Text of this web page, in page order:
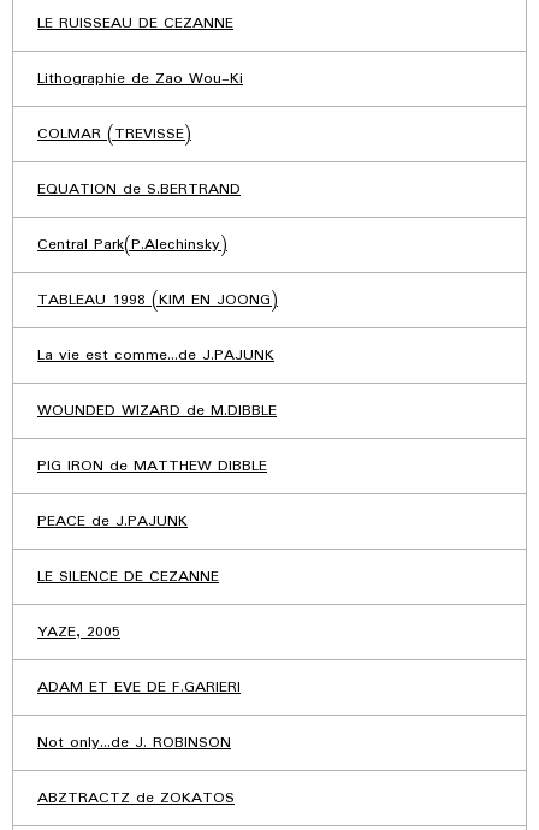
LE RUISSEAU DE CEZANNE
Lithographie de Zao Wou-Ki
COLMAR (TREVISSE)
EQUATION de S.BERTRAND
Central Park(P.Alechinsky)
TABLEAU 1998 (KIM EN JOONG)
La vie est comme...de J.PAJUNK
WOUNDED WIZARD de M.DIBBLE
PIG IRON de MATTHEW DIBBLE
PEACE de J.PAJUNK
LE SILENCE DE CEZANNE
YAZE, 2005
ADAM ET EVE DE F.GARIERI
Not only...de J. ROBINSON
ABZTRACTZ de ZOKATOS